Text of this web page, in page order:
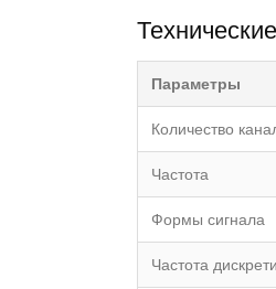
Параметры
Количество
Частота
Формы сигнала
Частота